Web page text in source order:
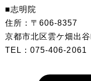
■志明院
住所：〒606-8357
京都市北区雲ケ畑出
TEL：075-406-2061